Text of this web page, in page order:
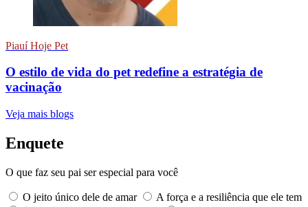
Piauí Hoje Pet
O estilo de vida do pet redefine a estratégia de
vacinação
Veja mais blogs
Enquete
O que faz seu pai ser especial para você
O jeito único dele de amar
A força e a resiliência que ele tem